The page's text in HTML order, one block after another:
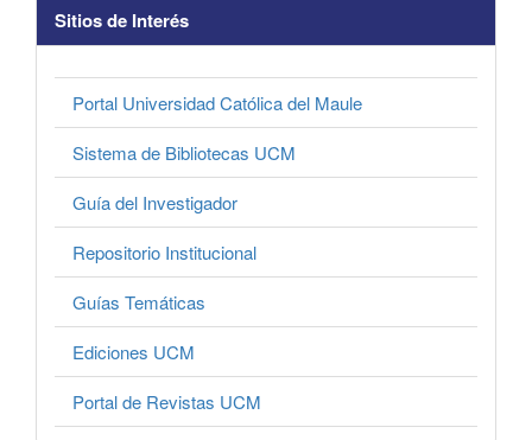
Sitios de Interés
Portal Universidad Católica del Maule
Sistema de Bibliotecas UCM
Guía del Investigador
Repositorio Institucional
Guías Temáticas
Ediciones UCM
Portal de Revistas UCM